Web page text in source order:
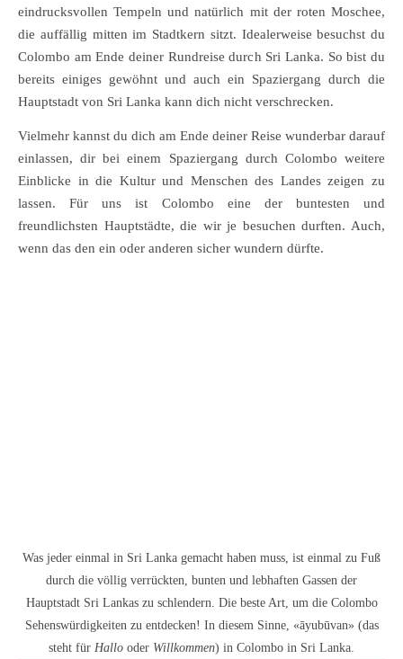
eindrucksvollen Tempeln und natürlich mit der roten Moschee,
die auffällig mitten im Stadtkern sitzt. Idealerweise besuchst du
Colombo am Ende deiner Rundreise durch Sri Lanka. So bist du
bereits einiges gewöhnt und auch ein Spaziergang durch die
Hauptstadt von Sri Lanka kann dich nicht verschrecken.
Vielmehr kannst du dich am Ende deiner Reise wunderbar darauf
einlassen, dir bei einem Spaziergang durch Colombo weitere
Einblicke in die Kultur und Menschen des Landes zeigen zu
lassen. Für uns ist Colombo eine der buntesten und
freundlichsten Hauptstädte, die wir je besuchen durften. Auch,
wenn das den ein oder anderen sicher wundern dürfte.
Was jeder einmal in Sri Lanka gemacht haben muss, ist einmal zu Fuß
durch die völlig verrückten, bunten und lebhaften Gassen der
Hauptstadt Sri Lankas zu schlendern. Die beste Art, um die Colombo
Sehenswürdigkeiten zu entdecken! In diesem Sinne, «āyubūvan» (das
steht für Hallo oder Willkommen) in Colombo in Sri Lanka.